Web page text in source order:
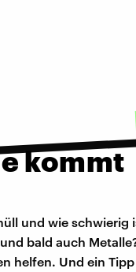
kommt
und wie schwierig
bald auch
helfen. Und ein